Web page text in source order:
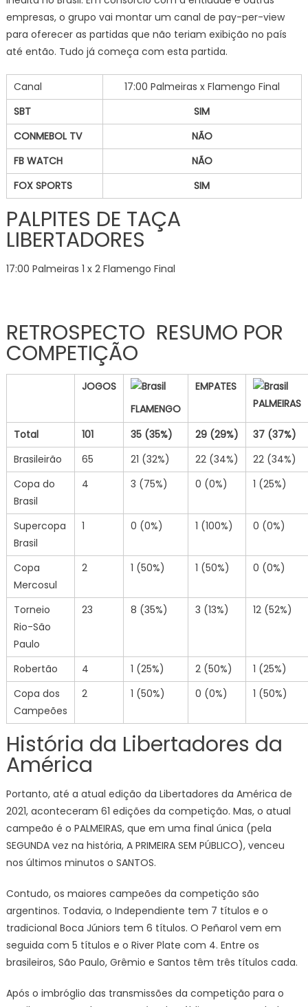
empresas, o grupo vai montar um canal de pay-per-view
para oferecer as partidas que não teriam exibição no país
até então. Tudo já começa com esta partida.
Canal
17:00 Palmeiras x Flamengo Final
SBT
SIM
CONMEBOL TV
NÃO
FB WATCH
NÃO
FOX SPORTS
SIM
PALPITES DE TAÇA
LIBERTADORES
17:00 Palmeiras 1 x 2 Flamengo Final
RETROSPECTO RESUMO POR
COMPETIÇÃO
JOGOS
FLAMENGO
EMPATES
PALMEIRAS
Total 101 35 (35%) 29 (29%) 37 (37%)
Brasileirão
65 21 (32%) 22 (34%)
22 (34%)
Copa do
Brasil
4 3 (75%) 0 (0%) 1 (25%)
Supercopa
Brasil
1 0 (0%) 1 (100%) 0 (0%)
Copa
Mercosul
2 1 (50%) 1 (50%) 0 (0%)
Torneio
Rio-São
Paulo
23 8 (35%) 3 (13%) 12 (52%)
Robertão 4 1 (25%) 2 (50%)
1 (25%)
Copa dos
Campeões
2 1 (50%) 0 (0%) 1 (50%)
História da Libertadores da
América
Portanto, até a atual edição da Libertadores da América de
2021, aconteceram 61 edições da competição. Mas, o atual
campeão é o PALMEIRAS, que em uma final única (pela
SEGUNDA vez na história, A PRIMEIRA SEM PÚBLICO), venceu
nos últimos minutos o SANTOS.
Contudo, os maiores campeões da competição são
argentinos. Todavia, o Independiente tem 7 títulos e o
tradicional Boca Júniors tem 6 títulos. O Peñarol vem em
seguida com 5 títulos e o River Plate com 4. Entre os
brasileiros, São Paulo, Grêmio e Santos têm três títulos cada.
Após o imbróglio das transmissões da competição para o